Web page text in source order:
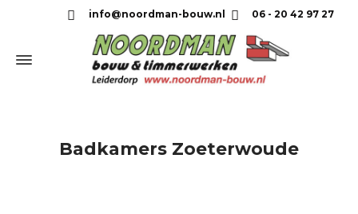
info@noordman-bouw.nl 06 - 20 42 97 27
Badkamers Zoeterwoude